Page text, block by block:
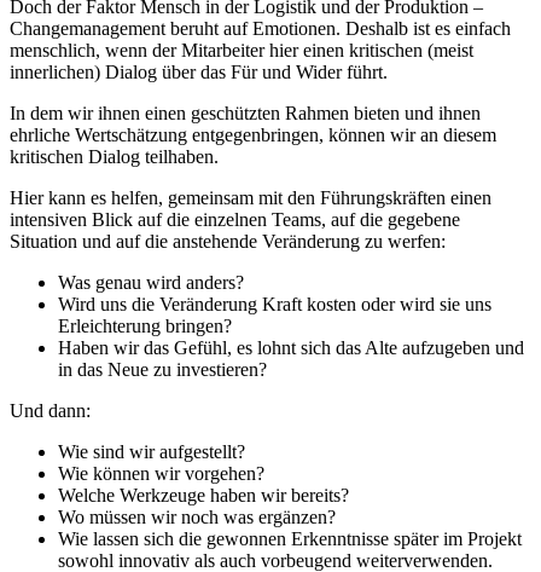
Doch der Faktor Mensch in der Logistik und der Produktion –
Changemanagement beruht auf Emotionen. Deshalb ist es einfach
menschlich, wenn der Mitarbeiter hier einen kritischen (meist
innerlichen) Dialog über das Für und Wider führt.
In dem wir ihnen einen geschützten Rahmen bieten und ihnen
ehrliche Wertschätzung entgegenbringen, können wir an diesem
kritischen Dialog teilhaben.
Hier kann es helfen, gemeinsam mit den Führungskräften einen
intensiven Blick auf die einzelnen Teams, auf die gegebene
Situation und auf die anstehende Veränderung zu werfen:
Was genau wird anders?
Wird uns die Veränderung Kraft kosten oder wird sie uns
Erleichterung bringen?
Haben wir das Gefühl, es lohnt sich das Alte aufzugeben und
in das Neue zu investieren?
Und dann:
Wie sind wir aufgestellt?
Wie können wir vorgehen?
Welche Werkzeuge haben wir bereits?
Wo müssen wir noch was ergänzen?
Wie lassen sich die gewonnen Erkenntnisse später im Projekt
sowohl innovativ als auch vorbeugend weiterverwenden.